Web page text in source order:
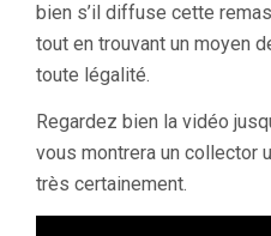
bien s’il diffuse cette
tout en trouvant un moyen
toute légalité.
Regardez bien la vidéo
vous montrera un collector
très certainement.